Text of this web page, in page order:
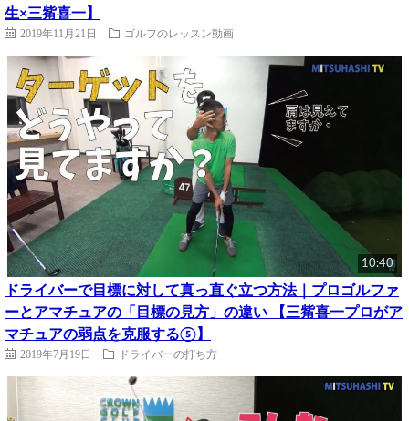
生×三觜喜一】
2019年11月21日 ゴルフのレッスン動画
10:40
ドライバーで目標に対して真っ直ぐ立つ方法｜プロゴルファ
ーとアマチュアの「目標の見方」の違い 【三觜喜一プロがア
マチュアの弱点を克服する⑤】
2019年7月19日 ドライバーの打ち方